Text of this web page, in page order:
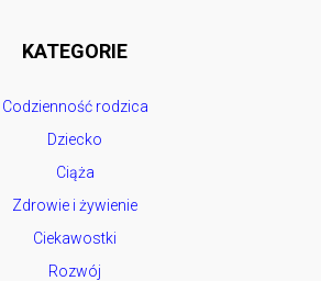
KATEGORIE
Codzienność rodzica
Dziecko
Ciąża
Zdrowie i żywienie
Ciekawostki
Rozwój